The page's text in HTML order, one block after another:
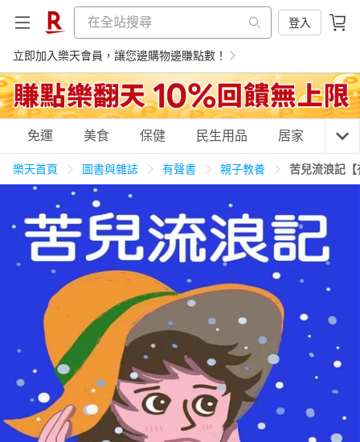
登入
立即加入樂天會員，讓您邊購物邊賺點數！
購物網分類
天天免運 美食蛋糕 養生保健 民生用品
居家生活 3C家電 運動休閒 親子玩具
女裝 化妝保養 情趣用品
日本購物 電子/紙本書
HOT
免運 美食 保健 民生用品 居家 3C
樂天首頁 圖書與雜誌 有聲書 親子教養 苦兒流浪記【